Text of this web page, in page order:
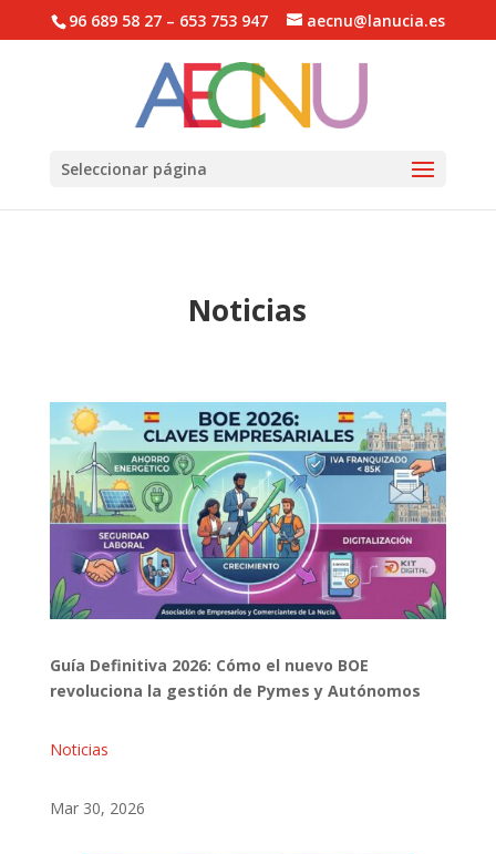
Abrir barra de herramientas
96 689 58 27 – 653 753 947 aecnu@lanucia.es
Seleccionar página
Noticias
Guía Definitiva 2026: Cómo el nuevo BOE
revoluciona la gestión de Pymes y Autónomos
Noticias
Mar 30, 2026